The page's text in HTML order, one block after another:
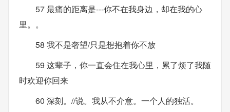
57 最痛的距离是---你不在我身边，却在我的心
里。。
58 我不是奢望/只是想抱着你不放
59 这辈子，你一直会住在我心里，累了烦了我随
时欢迎你回来
60 深刻。//说。我从不介意。一个人的独活。